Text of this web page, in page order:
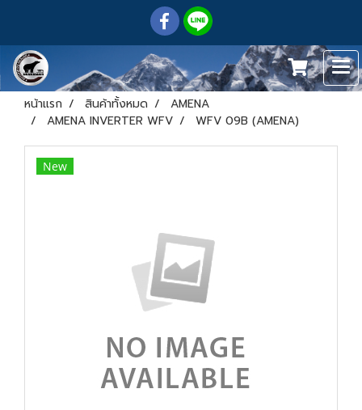
หน้าแรก สินค้าทั้งหมด
AMENA
AMENA INVERTER WFV
WFV 09B (AMENA)
New